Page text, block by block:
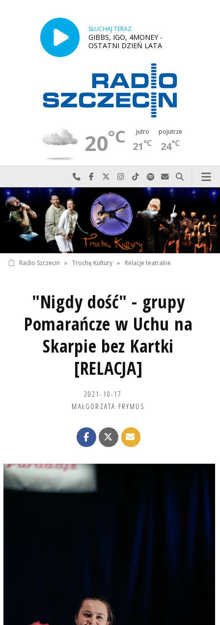
SŁUCHAJ TERAZ
GIBBS, IGO, 4MONEY -
OSTATNI DZIEŃ LATA
20°C jutro
21°C
pojutrze
24°C
Najlepiej po prostu do nas zadzwoń
Odwiedź nas na Facebook-u
Odwiedź nas na X
Odwiedź nas na Instagram-ie
Odwiedź nas na TikTok-u
Szukaj nas na Spotify
Wyślij do nas
Szukaj
Radio Szczecin » Trochę Kultury » Relacje teatralne
"Nigdy dość" - grupy
Pomarańcze w Uchu na
Skarpie bez Kartki
[RELACJA]
2021-10-17
MAŁGORZATA FRYMUS